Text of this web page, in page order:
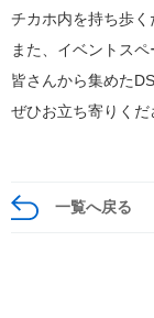
チカホ内を持ち歩く
また、イベントスペ
皆さんから集めた
ぜひお立ち寄りくだ
一覧へ戻る